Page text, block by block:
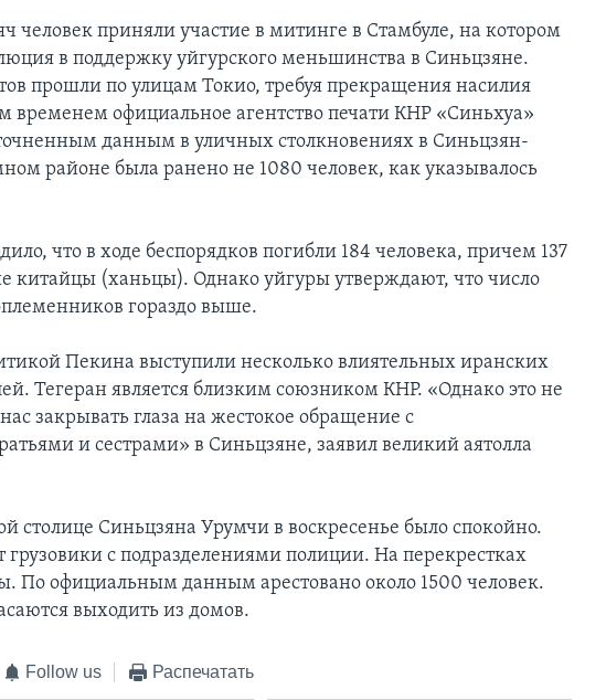
человек приняли участие в митинге в Стамбуле, на котором
в поддержку уйгурского меньшинства в Синьцзяне.
прошли по улицам Токио, требуя прекращения насилия
временем официальное агентство печати КНР «Синьхуа»
данным в уличных столкновениях в Синьцзян-
районе была ранено не 1080 человек, как указывалось
что в ходе беспорядков погибли 184 человека, причем 137
китайцы (ханьцы). Однако уйгуры утверждают, что число
гораздо выше.
Пекина выступили несколько влиятельных иранских
Тегеран является близким союзником КНР. «Однако это не
закрывать глаза на жестокое обращение с
и сестрами» в Синьцзяне, заявил великий аятолла
столице Синьцзяна Урумчи в воскресенье было спокойно.
грузовики с подразделениями полиции. На перекрестках
По официальным данным арестовано около 1500 человек.
выходить из домов.
Follow us Распечатать